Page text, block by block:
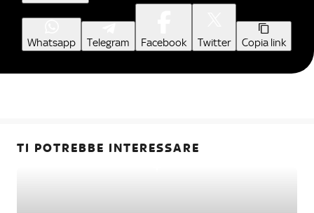
Whatsapp Telegram Facebook Twitter Copia link
TI POTREBBE INTERESSARE